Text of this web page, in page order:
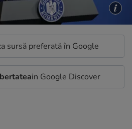
sursă preferată în Google
in Google Discover